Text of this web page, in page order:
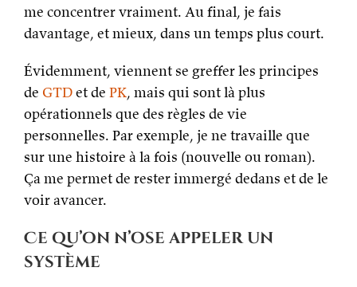
me concentrer vraiment. Au final, je fais
davantage, et mieux, dans un temps plus court.
Évidemment, viennent se greffer les principes
de GTDet de PK, mais qui sont là plus
opérationnels que des règles de vie
personnelles. Par exemple, je ne travaille que
sur une histoire à la fois (nouvelle ou roman).
Ça me permet de rester immergé dedans et de le
voir avancer.
Ce qu’on n’ose appeler un
système